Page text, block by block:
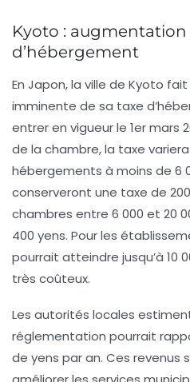
Kyoto : augmentation
d’hébergement
En Japon, la ville de Kyoto fait
imminente de sa taxe
entrer en vigueur le 1er mars
de la chambre, la taxe
hébergements à moins de 6
conserveront une taxe de
chambres entre 6 000 et 20
400 yens. Pour les
pourrait atteindre jusqu’à 10
très coûteux.
Les autorités locales
réglementation pourrait
de yens par an. Ces revenus